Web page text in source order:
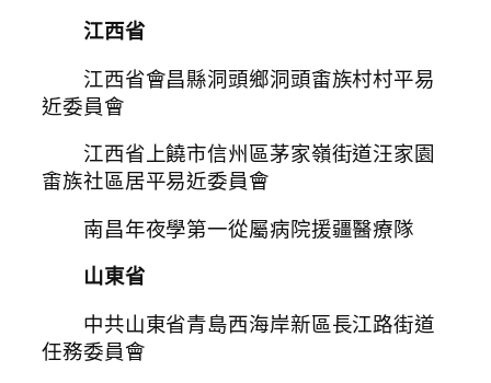
江西省
江西省會昌縣洞頭鄉洞頭畬族村村平易
近委員會
江西省上饒市信州區茅家嶺街道汪家園
畬族社區居平易近委員會
南昌年夜學第一從屬病院援疆醫療隊
山東省
中共山東省青島西海岸新區長江路街道
任務委員會